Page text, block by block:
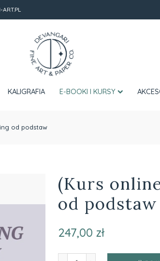
KALIGRAFIA E-BOOKI I KURSY
od podstaw
(Kurs
od podstaw
247,00 zł